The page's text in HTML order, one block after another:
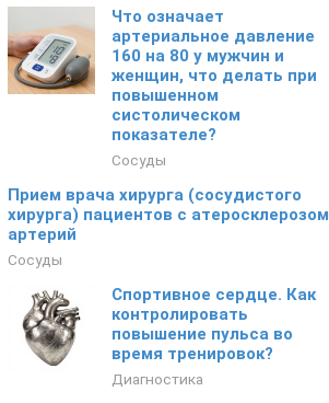
Что означает
артериальное давление
160 на 80 у мужчин и
женщин, что делать при
повышенном
систолическом
показателе?
Сосуды
Прием врача хирурга (сосудистого
хирурга) пациентов с атеросклерозом
артерий
Сосуды
Спортивное сердце. Как
контролировать
повышение пульса во
время тренировок?
Диагностика